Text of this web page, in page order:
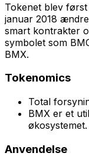
Tokenet blev først
januar 2018
smart kontrakter
symbolet som
BMX.
Tokenomics
Total
BMX er et
økosystemet.
Anvendelse